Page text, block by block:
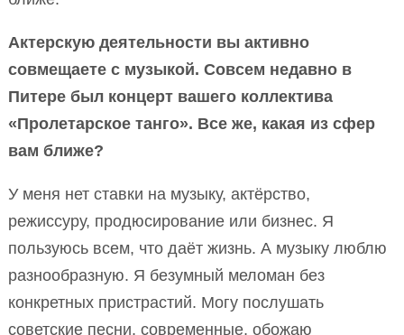
Актерскую деятельности вы активно
совмещаете с музыкой. Совсем недавно в
Питере был концерт вашего коллектива
«Пролетарское танго». Все же, какая из сфер
вам ближе?
У меня нет ставки на музыку, актёрство,
режиссуру, продюсирование или бизнес. Я
пользуюсь всем, что даёт жизнь. А музыку люблю
разнообразную. Я безумный меломан без
конкретных пристрастий. Могу послушать
советские песни, современные, обожаю